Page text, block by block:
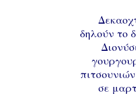
δηλούν το
σε